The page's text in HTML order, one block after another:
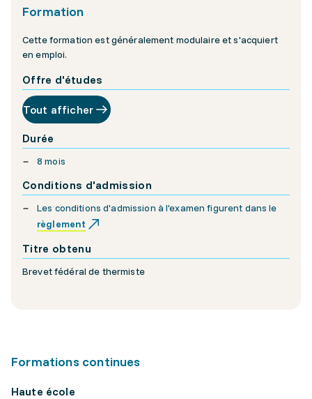
Formation
Cette formation est généralement modulaire et s'acquiert
en emploi.
Offre d'études
Tout afficher
Durée
8 mois
Conditions d'admission
Les conditions d'admission à l'examen figurent dans le
règlement
Titre obtenu
Brevet fédéral de thermiste
Formations continues
Haute école